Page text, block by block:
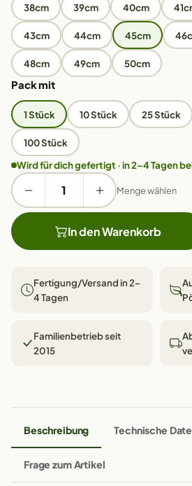
38cm 39cm 40cm
43cm 44cm 45cm
48cm 49cm 50cm
Pack mit
1 Stück 10 Stück 25 Stück
100 Stück
Wird für dich gefertigt · in 2–4 Tagen
Menge wählen
In den Warenkorb
Fertigung/Versand in 2–
4 Tagen
Familienbetrieb seit
2015
Beschreibung Technische
Frage zum Artikel